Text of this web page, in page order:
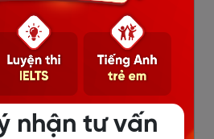
VIÊN CHUẨN QUỐC
- TÂM HUYẾT
nhận tư vấn